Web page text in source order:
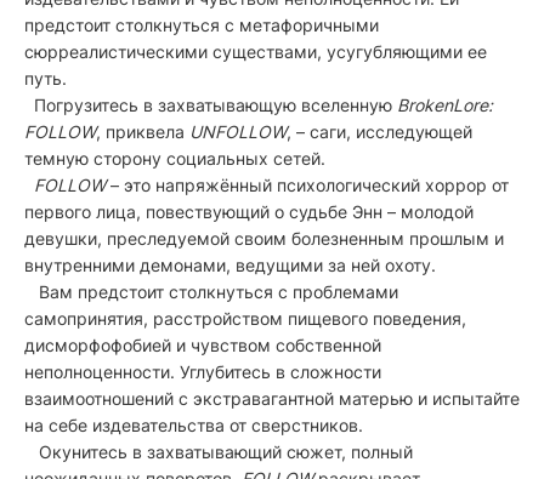
предстоит столкнуться с метафоричными
сюрреалистическими существами, усугубляющими ее
путь.
Погрузитесь в захватывающую вселенную BrokenLore:
FOLLOW, приквела UNFOLLOW, – саги, исследующей
темную сторону социальных сетей.
FOLLOW– это напряжённый психологический хоррор от
первого лица, повествующий о судьбе Энн – молодой
девушки, преследуемой своим болезненным прошлым и
внутренними демонами, ведущими за ней охоту.
Вам предстоит столкнуться с проблемами
самопринятия, расстройством пищевого поведения,
дисморфофобией и чувством собственной
неполноценности. Углубитесь в сложности
взаимоотношений с экстравагантной матерью и испытайте
на себе издевательства от сверстников.
Окунитесь в захватывающий сюжет, полный